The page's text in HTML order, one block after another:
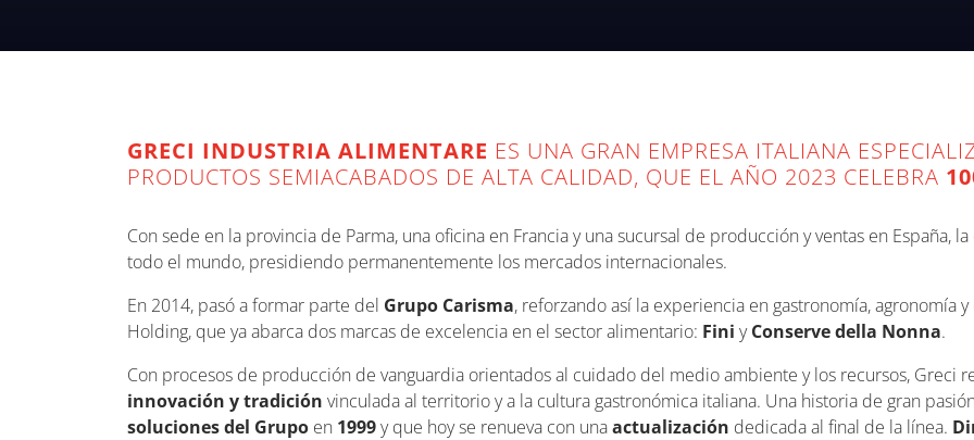
GRECI INDUSTRIA ALIMENTARE ES UNA GRAN EMPRESA ITALIANA
PRODUCTOS SEMIACABADOS DE ALTA CALIDAD, QUE EL AÑO 2023 CELEBRA
Con sede en la provincia de Parma, una oficina en Francia y una sucursal de producción y ventas en España,
todo el mundo, presidiendo permanentemente los mercados internacionales.
En 2014, pasó a formar parte del Grupo Carisma, reforzando así la experiencia en gastronomía, agronomía
Holding, que ya abarca dos marcas de excelencia en el sector alimentario: Fini yConserve della Nonna.
Con procesos de producción de vanguardia orientados al cuidado del medio ambiente y los recursos, Greci
innovación y tradición vinculada al territorio y a la cultura gastronómica italiana. Una historia de gran
soluciones del Grupo en 1999y que hoy se renueva con unaactualización dedicada al final de la línea.